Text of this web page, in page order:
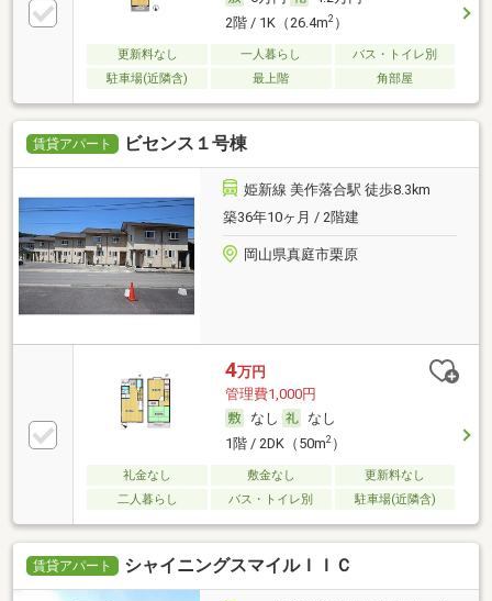
2階 / 1K（26.4m2）
更新料なし 一人暮らし
バス・トイレ別
駐車場(近隣含)
最上階 角部屋
賃貸アパート ビセンス１号棟
姫新線 美作落合駅 徒歩8.3km
築36年10ヶ月 / 2階建
岡山県真庭市栗原
4万円
管理費1,000円
なし
なし
1階 / 2DK（50m2）
礼金なし 敷金なし
更新料なし
二人暮らし
バス・トイレ別 駐車場(近隣含)
賃貸アパート シャイニングスマイルＩＩＣ